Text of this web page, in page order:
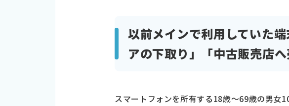
以前メインで利用していた
アの下取り」「中古販売店
スマートフォンを所有する18歳～69歳の男女